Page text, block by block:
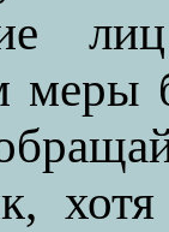
меры